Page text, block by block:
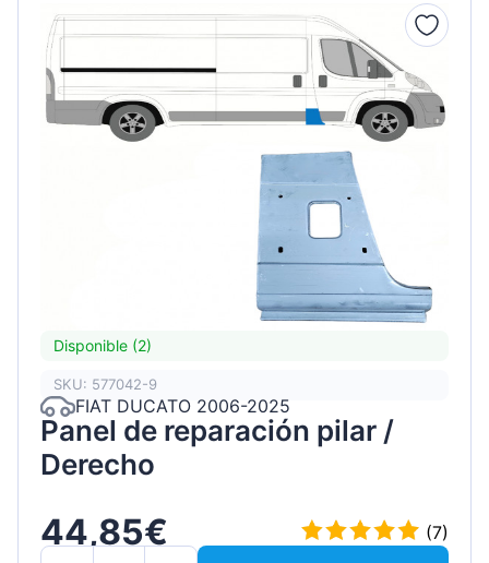
Disponible (2)
SKU: 577042-9
FIAT DUCATO 2006-2025
Panel de reparación pilar /
Derecho
44,85€
(7)